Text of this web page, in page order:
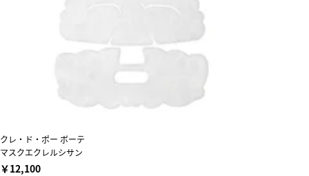
クレ・ド・ポー ボーテ
マスクエクレルシサン
￥12,100